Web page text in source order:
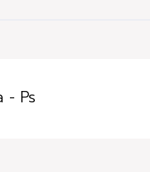
- Ps